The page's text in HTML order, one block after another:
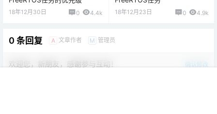
18年12月30日 0 4.4k 18年12月23日 0 4.9k
0 条回复 A 文章作者 M 管理员
欢迎您，新朋友，感谢参与互动！ 确认修改